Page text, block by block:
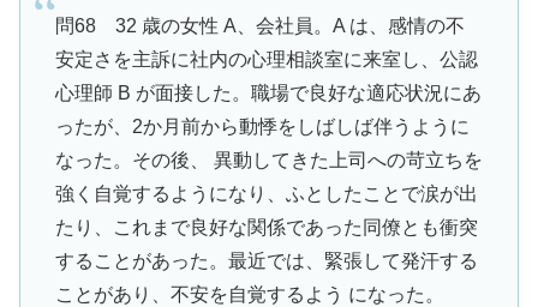
問68 32 歳の女性 A、会社員。A は、感情の不
安定さを主訴に社内の心理相談室に来室し、公認
心理師 B が面接した。職場で良好な適応状況にあ
ったが、2か月前から動悸をしばしば伴うように
なった。その後、 異動してきた上司への苛立ちを
強く自覚するようになり、ふとしたことで涙が出
たり、これまで良好な関係であった同僚とも衝突
することがあった。最近では、緊張して発汗する
ことがあり、不安を自覚するよう になった。